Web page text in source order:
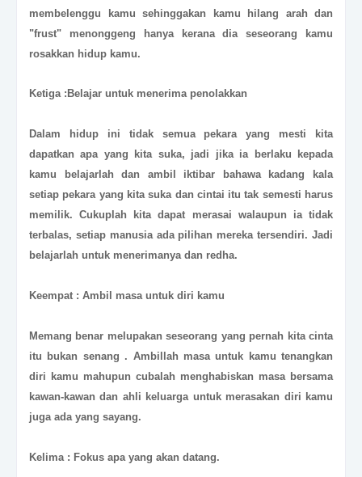
membelenggu kamu sehinggakan kamu hilang arah dan
"frust" menonggeng hanya kerana dia seseorang kamu
rosakkan hidup kamu.
Ketiga :Belajar untuk menerima penolakkan
Dalam hidup ini tidak semua pekara yang mesti kita
dapatkan apa yang kita suka, jadi jika ia berlaku kepada
kamu belajarlah dan ambil iktibar bahawa kadang kala
setiap pekara yang kita suka dan cintai itu tak semesti harus
memilik. Cukuplah kita dapat merasai walaupun ia tidak
terbalas, setiap manusia ada pilihan mereka tersendiri. Jadi
belajarlah untuk menerimanya dan redha.
Keempat : Ambil masa untuk diri kamu
Memang benar melupakan seseorang yang pernah kita cinta
itu bukan senang . Ambillah masa untuk kamu tenangkan
diri kamu mahupun cubalah menghabiskan masa bersama
kawan-kawan dan ahli keluarga untuk merasakan diri kamu
juga ada yang sayang.
Kelima : Fokus apa yang akan datang.